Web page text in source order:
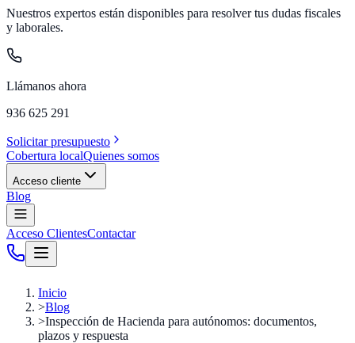
Nuestros expertos están disponibles para resolver tus dudas fiscales
y laborales.
Llámanos ahora
936 625 291
Solicitar presupuesto
Cobertura localQuienes somos
Acceso cliente
Blog
Acceso ClientesContactar
Inicio
>Blog
>Inspección de Hacienda para autónomos: documentos,
plazos y respuesta